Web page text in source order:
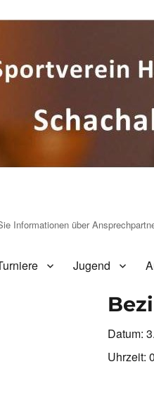
Informationen über
Jugend
Datum:
Uhrzeit: